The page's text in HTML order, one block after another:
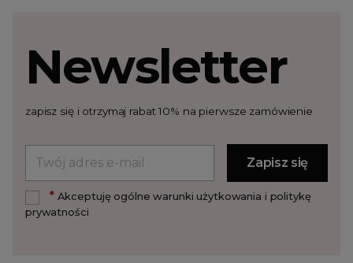
Newsletter
zapisz się i otrzymaj rabat 10% na pierwsze zamówienie
*Akceptuję ogólne warunki użytkowania i politykę
prywatności